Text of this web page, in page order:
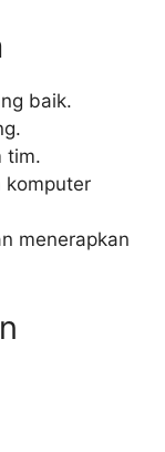
baik.
tim.
komputer
menerapkan